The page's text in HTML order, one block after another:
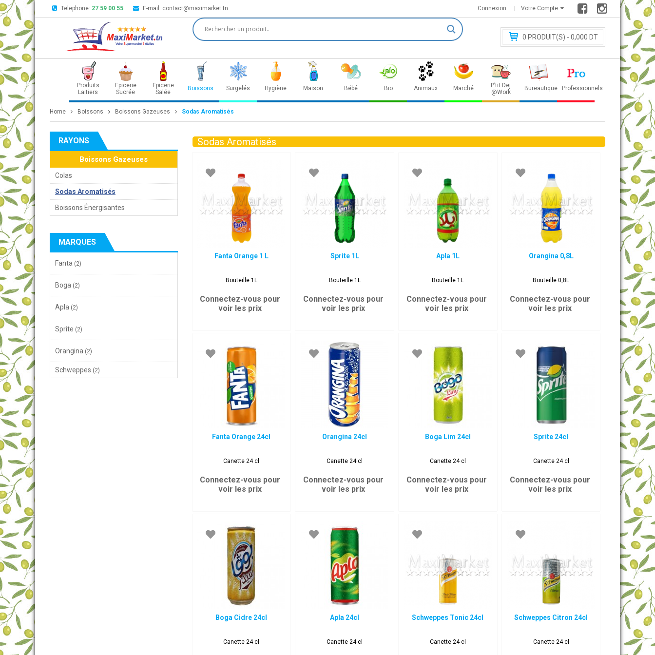
Telephone: 27 59 00 55 E-mail: contact@maximarket.tn Votre Compte
Connexion
0 PRODUIT(S) - 0,000 DT
Produits
Laitiers
Epicerie
Sucrée
Epicerie
Salée
Boissons Surgelés Hygiène Maison Bébé Bio Animaux Marché
P’tit Dej
@Work
Bureautique Professionnels
Home Boissons Boissons Gazeuses Sodas Aromatisés
RAYONS
Boissons Gazeuses
Colas
Sodas Aromatisés
Boissons Énergisantes
MARQUES
Fanta (2)
Boga (2)
Apla (2)
Sprite (2)
Orangina (2)
Schweppes (2)
Sodas Aromatisés
Fanta Orange 1 L
Bouteille 1L
Connectez-vous pour
voir les prix
Sprite 1L
Bouteille 1L
Connectez-vous pour
voir les prix
Apla 1L
Bouteille 1L
Connectez-vous pour
voir les prix
Orangina 0,8L
Bouteille 0,8L
Connectez-vous pour
voir les prix
Fanta Orange 24cl
Canette 24 cl
Connectez-vous pour
voir les prix
Orangina 24cl
Canette 24 cl
Connectez-vous pour
voir les prix
Boga Lim 24cl
Canette 24 cl
Connectez-vous pour
voir les prix
Sprite 24cl
Canette 24 cl
Connectez-vous pour
voir les prix
Boga Cidre 24cl
Canette 24 cl
Apla 24cl
Canette 24 cl
Schweppes Tonic 24cl
Canette 24 cl
Schweppes Citron 24cl
Canette 24 cl